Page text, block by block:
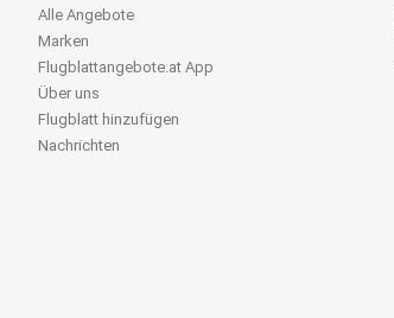
Alle Angebote
Marken
Flugblattangebote.at App
Über uns
Flugblatt hinzufügen
Nachrichten